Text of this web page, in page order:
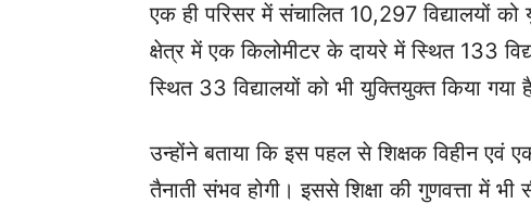
एक ही परिसर में संचालित 10,297 विद्यालयों
क्षेत्र में एक किलोमीटर के दायरे में स्थित 133
स्थित 33 विद्यालयों को भी युक्तियुक्त किया गया
उन्होंने बताया कि इस पहल से शिक्षक विहीन एवं
तैनाती संभव होगी। इससे शिक्षा की गुणवत्ता में